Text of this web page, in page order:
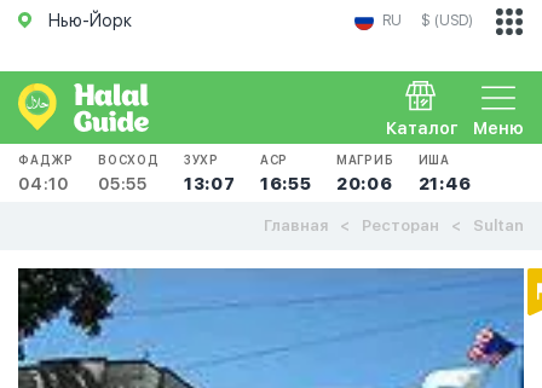
Нью-Йорк RU $ (USD)
Меню
Каталог
ФАДЖР
04:10
ВОСХОД
05:55
ЗУХР
13:07
АСР
16:55
МАГРИБ
20:06
ИША
21:46
Главная Ресторан Sultan